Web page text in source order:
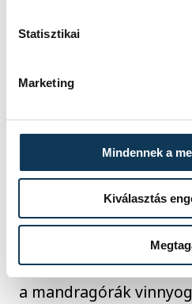
Statisztikai
Marketing
Mindennek a
Kiválasztás
bájitaloktól roskadozó
házáig. Látszik, hogy
energiát és pénzt
lelküket beletették a
mindent gondosan
Illúziórombolónak
végigvezet a
széles körű
a kreatív csapat a
evőeszközök önálló
a mandragórák